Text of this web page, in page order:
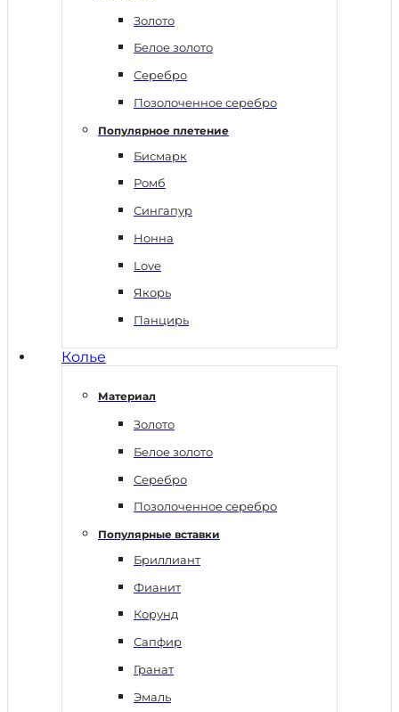
Золото
Белое золото
Серебро
Позолоченное серебро
Популярное плетение
Бисмарк
Ромб
Сингапур
Нонна
Love
Якорь
Панцирь
Колье
Материал
Золото
Белое золото
Серебро
Позолоченное серебро
Популярные вставки
Бриллиант
Фианит
Корунд
Сапфир
Гранат
Эмаль